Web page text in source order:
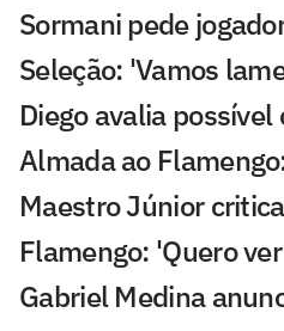
Sormani pede
Seleção: 'Vamos
Diego avalia possível
Almada ao
Maestro Júnior
Flamengo: 'Quero
Gabriel Medina